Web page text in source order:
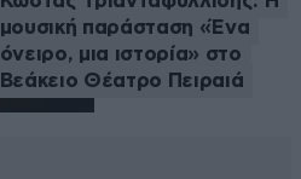
μουσική παράσταση «Ένα
όνειρο, μια ιστορία» στο
Βεάκειο Θέατρο Πειραιά